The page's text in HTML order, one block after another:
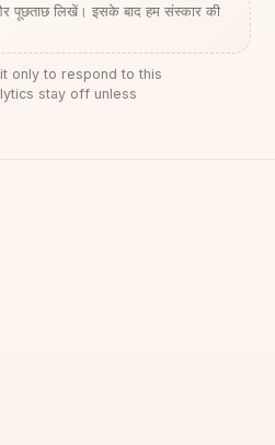
पूछताछ लिखें। इसके बाद हम संस्कार की
only to respond to this
stay off unless